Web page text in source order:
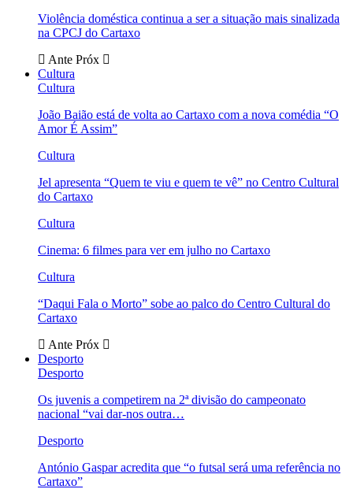
Violência doméstica continua a ser a situação mais sinalizada
na CPCJ do Cartaxo
Ante Próx
Cultura
Cultura
João Baião está de volta ao Cartaxo com a nova comédia “O
Amor É Assim”
Cultura
Jel apresenta “Quem te viu e quem te vê” no Centro Cultural
do Cartaxo
Cultura
Cinema: 6 filmes para ver em julho no Cartaxo
Cultura
“Daqui Fala o Morto” sobe ao palco do Centro Cultural do
Cartaxo
Ante Próx
Desporto
Desporto
Os juvenis a competirem na 2ª divisão do campeonato
nacional “vai dar-nos outra…
Desporto
António Gaspar acredita que “o futsal será uma referência no
Cartaxo”